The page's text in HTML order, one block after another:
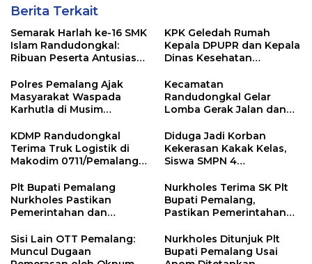
Berita Terkait
Semarak Harlah ke-16 SMK
Islam Randudongkal:
Ribuan Peserta Antusias
Berhadiah Motor
KPK Geledah Rumah
Kepala DPUPR dan Kepala
Dinas Kesehatan
Polres Pemalang Ajak
Masyarakat Waspada
Karhutla di Musim
Kecamatan
Randudongkal Gelar
Lomba Gerak Jalan dan
HUT RI ke-81
KDMP Randudongkal
Terima Truk Logistik di
Makodim 0711/Pemalang
Desa
Diduga Jadi Korban
Kekerasan Kakak Kelas,
Siswa SMPN 4
Dunia
Plt Bupati Pemalang
Nurkholes Pastikan
Pemerintahan dan
Berjalan
Nurkholes Terima SK Plt
Bupati Pemalang,
Pastikan Pemerintahan
Sisi Lain OTT Pemalang:
Muncul Dugaan
Nurkholes Ditunjuk Plt
Bupati Pemalang Usai